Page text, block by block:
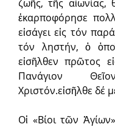
ζωῆς, τῆς αἰωνίας,
ἐκαρποφόρησε
εἰσάγει εἰς τόν
τόν ληστήν, ὁ
εἰσῆλθεν πρῶτος
Πανάγιον
Χριστόν.εἰσῆλθε δέ
Οἱ «Βίοι τῶν